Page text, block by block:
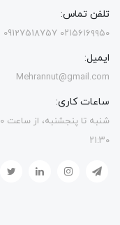
تلفن تماس:
۰۲۱۵۶۱۶۹۹۵۰ 09127518757
ایمیل:
Mehrannut@gmail.com
ساعات کاری:
۲۱:۳۰